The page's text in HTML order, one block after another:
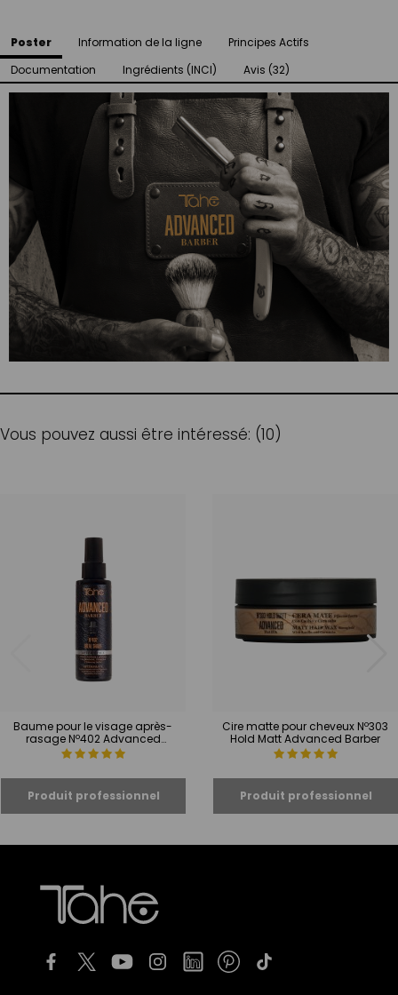
Poster Information de la ligne
Principes Actifs
Documentation
Ingrédients (INCI) Avis (32)
Vous pouvez aussi être intéressé: (10)
Baume pour le visage après-
rasage Nº402 Advanced
Barber
Cire matte pour cheveux Nº303
Hold Matt Advanced Barber